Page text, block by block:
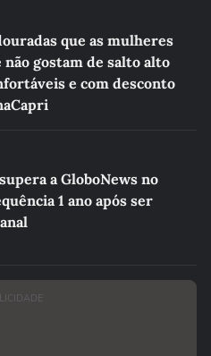
que as mulheres
não gostam de salto alto
e com desconto
a GloboNews no
1 ano após ser